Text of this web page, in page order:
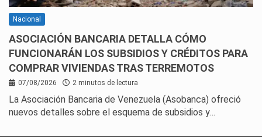
Nacional
ASOCIACIÓN BANCARIA DETALLA CÓMO
FUNCIONARÁN LOS SUBSIDIOS Y CRÉDITOS PARA
COMPRAR VIVIENDAS TRAS TERREMOTOS
07/08/2026 2 minutos de lectura
La Asociación Bancaria de Venezuela (Asobanca) ofreció
nuevos detalles sobre el esquema de subsidios y…